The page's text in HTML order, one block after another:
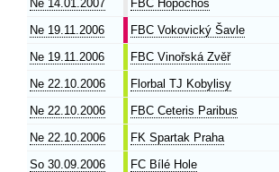
Ne 14.01.2007
FBC Hopochos
Ne 19.11.2006
FBC Vokovický Šavle
Ne 19.11.2006
FBC Vinořská Zvěř
Ne 22.10.2006
Florbal TJ Kobylisy
Ne 22.10.2006
FBC Ceteris Paribus
Ne 22.10.2006
FK Spartak Praha
So 30.09.2006
FC Bílé Hole